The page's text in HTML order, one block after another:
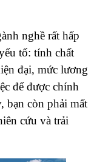
nghề rất hấp
tố: tính chất
đại, mức lương
để được chính
bạn còn phải mất
cứu và trải